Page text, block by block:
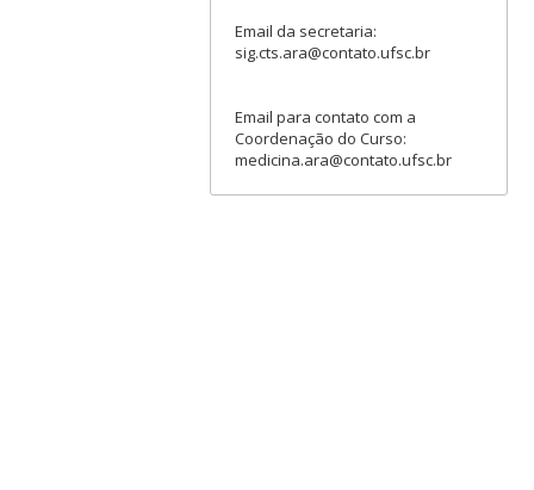
Email da secretaria:
sig.cts.ara@contato.ufsc.br
Email para contato com a
Coordenação do Curso:
medicina.ara@contato.ufsc.br